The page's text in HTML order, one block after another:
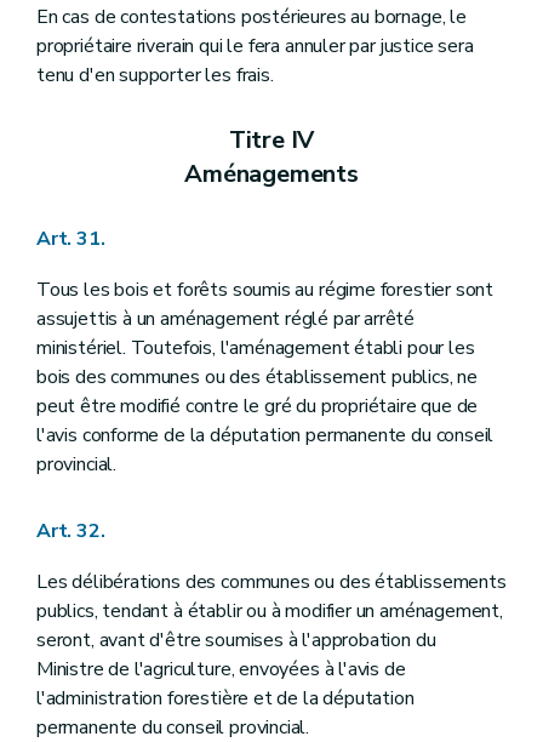
En cas de contestations postérieures au bornage, le
propriétaire riverain qui le fera annuler par justice sera
tenu d'en supporter les frais.
Titre IV
Aménagements
Art. 31.
Tous les bois et forêts soumis au régime forestier sont
assujettis à un aménagement réglé par arrêté
ministériel. Toutefois, l'aménagement établi pour les
bois des communes ou des établissement publics, ne
peut être modifié contre le gré du propriétaire que de
l'avis conforme de la députation permanente du conseil
provincial.
Art. 32.
Les délibérations des communes ou des établissements
publics, tendant à établir ou à modifier un aménagement,
seront, avant d'être soumises à l'approbation du
Ministre de l'agriculture, envoyées à l'avis de
l'administration forestière et de la députation
permanente du conseil provincial.